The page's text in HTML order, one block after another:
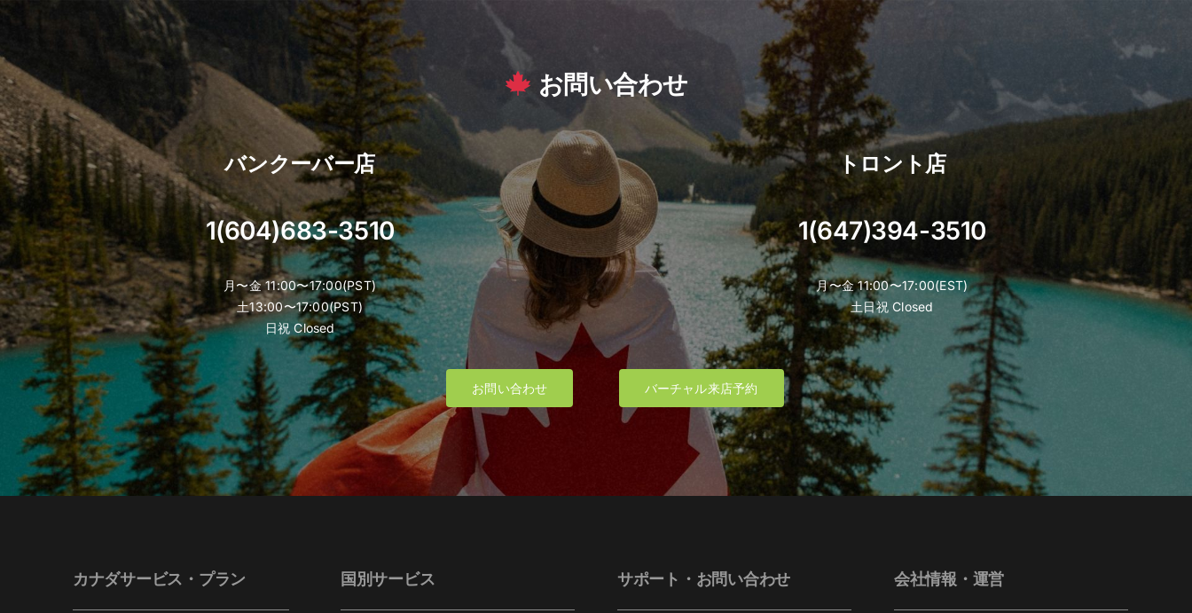
お問い合わせ
バンクーバー店
1(604)683-3510
月〜金 11:00〜17:00(PST)
土13:00〜17:00(PST)
日祝 Closed
トロント店
1(647)394-3510
月〜金 11:00〜17:00(EST)
土日祝 Closed
お問い合わせ バーチャル来店予約
カナダサービス・プラン 国別サービス サポート・お問い合わせ 会社情報・運営